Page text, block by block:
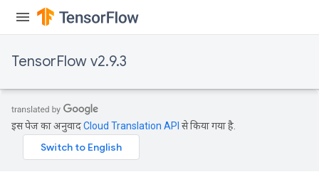
TensorFlow v2.9.3
इस पेज का अनुवादCloud Translation API से किया गया है.